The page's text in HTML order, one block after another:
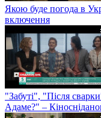
Якою буде погода в
включення
"Забуті", "Після
Адаме?" –